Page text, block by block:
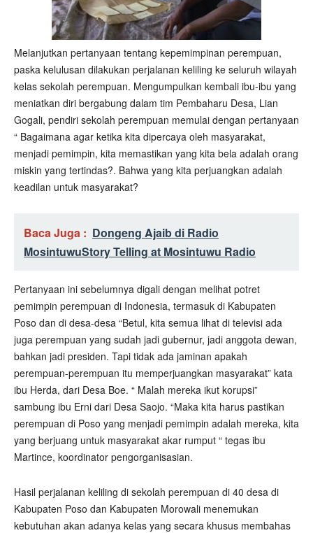
Melanjutkan pertanyaan tentang kepemimpinan perempuan,
paska kelulusan dilakukan perjalanan keliling ke seluruh wilayah
kelas sekolah perempuan. Mengumpulkan kembali ibu-ibu yang
meniatkan diri bergabung dalam tim Pembaharu Desa, Lian
Gogali, pendiri sekolah perempuan memulai dengan pertanyaan
“ Bagaimana agar ketika kita dipercaya oleh masyarakat,
menjadi pemimpin, kita memastikan yang kita bela adalah orang
miskin yang tertindas?. Bahwa yang kita perjuangkan adalah
keadilan untuk masyarakat?
Baca Juga : Dongeng Ajaib di Radio
MosintuwuStory Telling at Mosintuwu Radio
Pertanyaan ini sebelumnya digali dengan melihat potret
pemimpin perempuan di Indonesia, termasuk di Kabupaten
Poso dan di desa-desa “Betul, kita semua lihat di televisi ada
juga perempuan yang sudah jadi gubernur, jadi anggota dewan,
bahkan jadi presiden. Tapi tidak ada jaminan apakah
perempuan-perempuan itu memperjuangkan masyarakat” kata
ibu Herda, dari Desa Boe. “ Malah mereka ikut korupsi”
sambung ibu Erni dari Desa Saojo. “Maka kita harus pastikan
perempuan di Poso yang menjadi pemimpin adalah mereka, kita
yang berjuang untuk masyarakat akar rumput “ tegas ibu
Martince, koordinator pengorganisasian.
Hasil perjalanan keliling di sekolah perempuan di 40 desa di
Kabupaten Poso dan Kabupaten Morowali menemukan
kebutuhan akan adanya kelas yang secara khusus membahas